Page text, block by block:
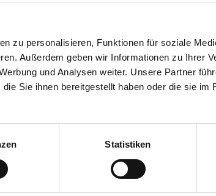
zu personalisieren, Funktionen für soziale
Außerdem geben wir Informationen zu Ihrer
und Analysen weiter. Unsere Partner
Sie ihnen bereitgestellt haben oder die sie im
Statistiken
Markisen
oder Eckbereiche überdachter
im Eckbereich
erhältlich